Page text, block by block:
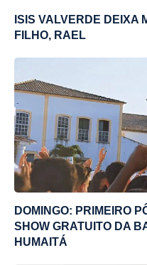
ISIS VALVERDE DEIXA
FILHO, RAEL
DOMINGO: PRIMEIRO
SHOW GRATUITO DA
HUMAITÁ